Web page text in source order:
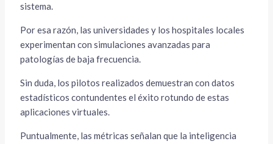
sistema.
Por esa razón, las universidades y los hospitales locales
experimentan con simulaciones avanzadas para
patologías de baja frecuencia.
Sin duda, los pilotos realizados demuestran con datos
estadísticos contundentes el éxito rotundo de estas
aplicaciones virtuales.
Puntualmente, las métricas señalan que la inteligencia